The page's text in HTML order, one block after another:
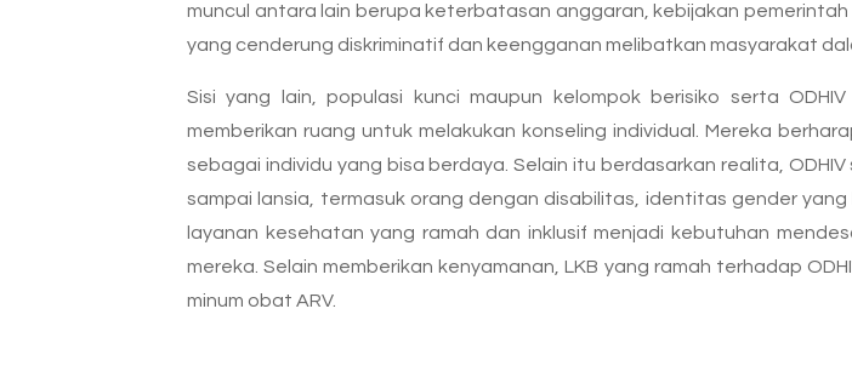
muncul antara lain berupa keterbatasan anggaran, kebijakan
yang cenderung diskriminatif dan keengganan melibatkan masyarakat
Sisi yang lain, populasi kunci maupun kelompok berisiko serta
memberikan ruang untuk melakukan konseling individual. Mereka
sebagai individu yang bisa berdaya. Selain itu berdasarkan realita,
sampai lansia, termasuk orang dengan disabilitas, identitas gender
layanan kesehatan yang ramah dan inklusif menjadi kebutuhan
mereka. Selain memberikan kenyamanan, LKB yang ramah terhadap
minum obat ARV.